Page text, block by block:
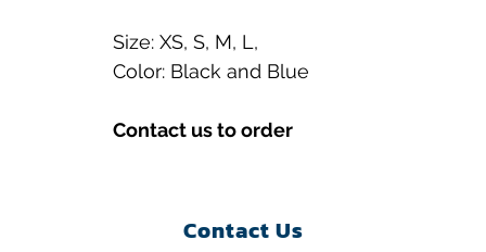
Size: XS, S, M, L,
Color: Black and Blue
Contact us to order
Contact Us